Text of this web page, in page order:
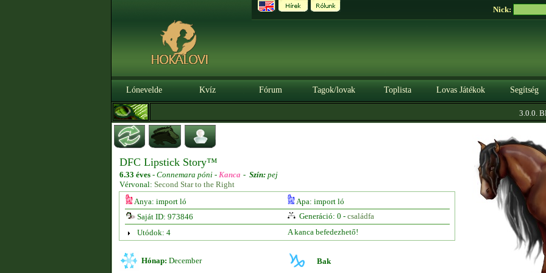
Nick:
Lónevelde Kvíz Fórum Tagok/lovak Toplista Lovas Játékok Segítség
3.0.0.
DFC Lipstick Story™
6.33 éves - Connemara póni - Kanca - Szín: pej
Vérvonal: Second Star to the Right
Anya: import ló
Apa: import ló
Saját ID: 973846
Generáció: 0 - családfa
Utódok: 4
A kanca befedezhető!
Hónap: December Bak